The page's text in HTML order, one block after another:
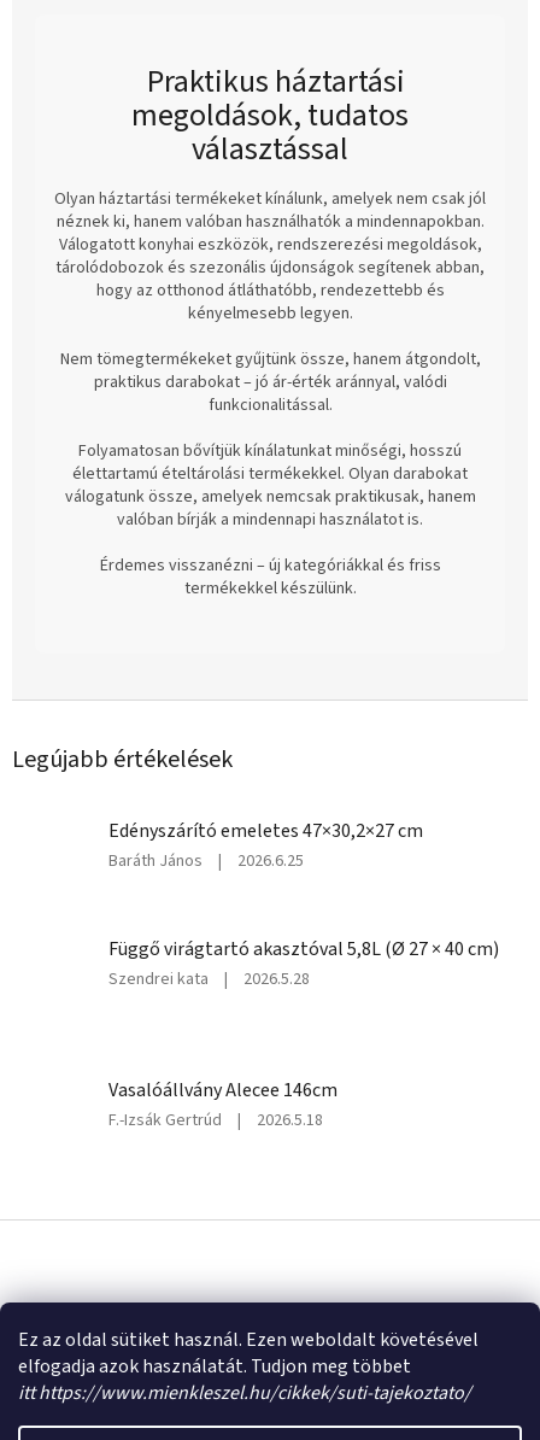
Ez az oldal sütiket használ. Ezen weboldalt követésével
elfogadja azok használatát. Tudjon meg többet
itt https://www.mienkleszel.hu/cikkek/suti-tajekoztato/
Praktikus háztartási
megoldások, tudatos
választással
Olyan háztartási termékeket kínálunk, amelyek nem csak jól
néznek ki, hanem valóban használhatók a mindennapokban.
Válogatott konyhai eszközök, rendszerezési megoldások,
tárolódobozok és szezonális újdonságok segítenek abban,
hogy az otthonod átláthatóbb, rendezettebb és
kényelmesebb legyen.
Nem tömegtermékeket gyűjtünk össze, hanem átgondolt,
praktikus darabokat – jó ár-érték aránnyal, valódi
funkcionalitással.
Folyamatosan bővítjük kínálatunkat minőségi, hosszú
élettartamú ételtárolási termékekkel. Olyan darabokat
válogatunk össze, amelyek nemcsak praktikusak, hanem
valóban bírják a mindennapi használatot is.
Érdemes visszanézni – új kategóriákkal és friss
termékekkel készülünk.
Legújabb értékelések
Edényszárító emeletes 47×30,2×27 cm
A
ből
4
Baráth János | 2026.6.25
Függő virágtartó akasztóval 5,8L (Ø 27 × 40 cm)
A
5
csillag.
Szendrei kata | 2026.5.28
Vasalóállvány Alecee 146cm
A
F.-Izsák Gertrúd | 2026.5.18
L
l
Á
r
u
k
e
r
e
Árukereső.hu
Shoptet készítette